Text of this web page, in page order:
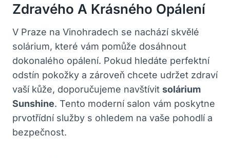
Zdravého A Krásného Opálení
V ⁣Praze⁣ na Vinohradech se nachází skvělé
solárium,⁣ které⁢ vám pomůže ‍dosáhnout
dokonalého opálení. Pokud hledáte perfektní
odstín pokožky a zároveň chcete udržet ⁣zdraví
⁤vaší kůže, doporučujeme navštívit solárium
Sunshine. Tento ⁤moderní salon vám poskytne
⁢prvotřídní‌ služby s ‍ohledem ⁣na vaše pohodlí⁣ a
bezpečnost.